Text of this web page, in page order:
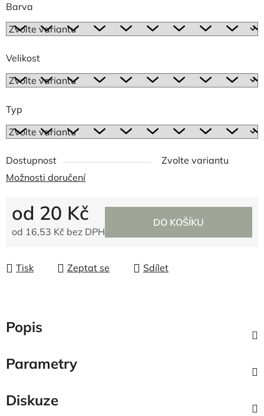
Barva
Velikost
Typ
Dostupnost
Zvolte variantu
Možnosti doručení
od 20 Kč
od 16,53 Kč bez DPH
DO KOŠÍKU
Tisk Zeptat se Sdílet
Popis
Parametry
Diskuze